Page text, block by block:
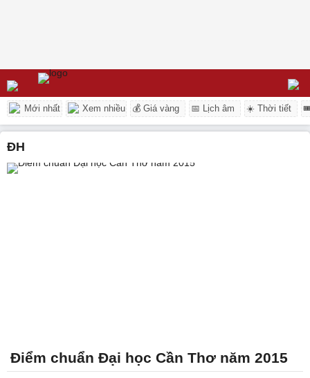
Mới nhất Xem nhiều 💰 Giá vàng 📅 Lịch âm ☀️ Thời tiết
ĐH
Điểm chuẩn Đại học Cần Thơ năm 2015